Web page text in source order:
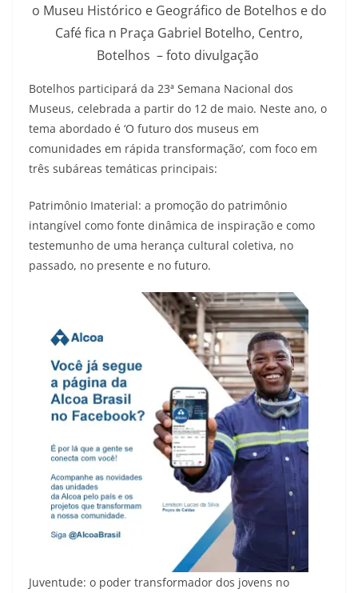
o Museu Histórico e Geográfico de Botelhos e do
Café fica n Praça Gabriel Botelho, Centro,
Botelhos – foto divulgação
Botelhos participará da 23ª Semana Nacional dos
Museus, celebrada a partir do 12 de maio. Neste ano, o
tema abordado é ‘O futuro dos museus em
comunidades em rápida transformação’, com foco em
três subáreas temáticas principais:
Patrimônio Imaterial: a promoção do patrimônio
intangível como fonte dinâmica de inspiração e como
testemunho de uma herança cultural coletiva, no
passado, no presente e no futuro.
Juventude: o poder transformador dos jovens no